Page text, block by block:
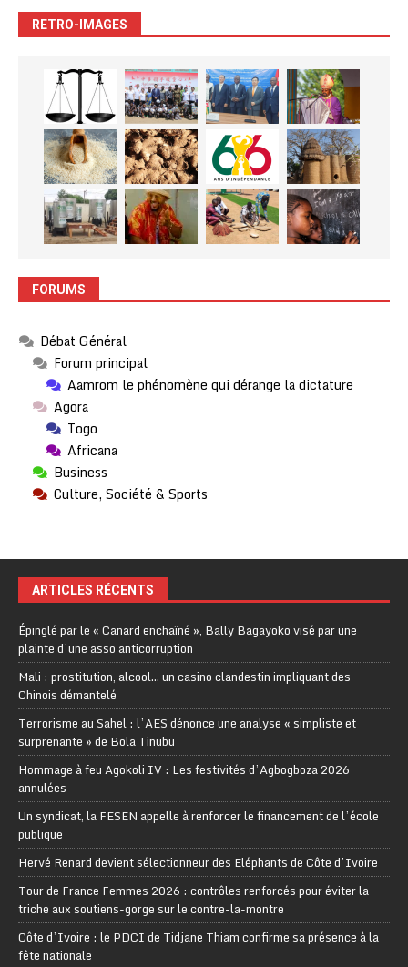
RETRO-IMAGES
FORUMS
Débat Général
Forum principal
Aamrom le phénomène qui dérange la dictature
Agora
Togo
Africana
Business
Culture, Société & Sports
ARTICLES RÉCENTS
Épinglé par le « Canard enchaîné », Bally Bagayoko visé par une
plainte d’une asso anticorruption
Mali : prostitution, alcool… un casino clandestin impliquant des
Chinois démantelé
Terrorisme au Sahel : l’AES dénonce une analyse « simpliste et
surprenante » de Bola Tinubu
Hommage à feu Agokoli IV : Les festivités d’Agbogboza 2026
annulées
Un syndicat, la FESEN appelle à renforcer le financement de l’école
publique
Hervé Renard devient sélectionneur des Eléphants de Côte d’Ivoire
Tour de France Femmes 2026 : contrôles renforcés pour éviter la
triche aux soutiens-gorge sur le contre-la-montre
Côte d’Ivoire : le PDCI de Tidjane Thiam confirme sa présence à la
fête nationale